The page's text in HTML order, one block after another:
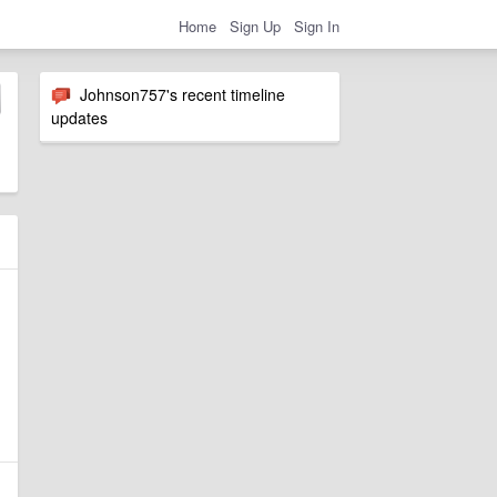
Home Sign Up Sign In
Johnson757's recent timeline
updates